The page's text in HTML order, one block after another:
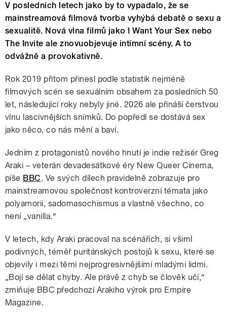
V posledních letech jako by to vypadalo, že se
mainstreamová filmová tvorba vyhýbá debatě o sexu a
sexualitě. Nová vlna filmů jako I Want Your Sex nebo
The Invite ale znovuobjevuje intimní scény. A to
odvážně a provokativně.
Rok 2019 přitom přinesl podle statistik nejméně
filmových scén se sexuálním obsahem za posledních 50
let, následující roky nebyly jiné. 2026 ale přináší čerstvou
vlnu lascivnějších snímků. Do popředí se dostává sex
jako něco, co nás mění a baví.
Jedním z protagonistů nového hnutí je indie režisér Greg
Araki – veterán devadesátkové éry New Queer Cinema,
píše BBC. Ve svých dílech pravidelně zobrazuje pro
mainstreamovou společnost kontroverzní témata jako
polyamorii, sadomasochismus a vlastně všechno, co
není „vanilla.“
V letech, kdy Araki pracoval na scénářích, si všiml
podivných, téměř puritánských postojů k sexu, které se
objevily i mezi těmi nejprogresivnějšími mladými lidmi.
„Bojí se dělat chyby. Ale právě z chyb se člověk učí,“
zmiňuje BBC předchozí Arakiho výrok pro Empire
Magazine.